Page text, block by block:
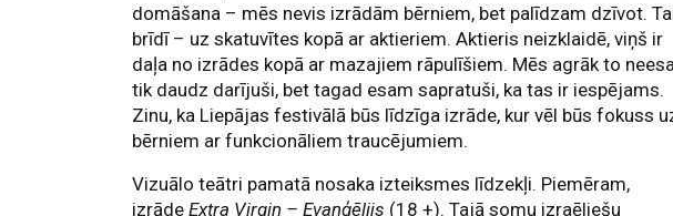
domāšana – mēs nevis izrādām bērniem, bet palīdzam dzīvot.
brīdī – uz skatuvītes kopā ar aktieriem. Aktieris neizklaidē, viņš ir
daļa no izrādes kopā ar mazajiem rāpulīšiem. Mēs agrāk to
tik daudz darījuši, bet tagad esam sapratuši, ka tas ir iespējams.
Zinu, ka Liepājas festivālā būs līdzīga izrāde, kur vēl būs fokuss
bērniem ar funkcionāliem traucējumiem.
Vizuālo teātri pamatā nosaka izteiksmes līdzekļi. Piemēram,
izrādeExtra Virgin – Evaņģēlijs (18 +). Tajā somu izraēliešu